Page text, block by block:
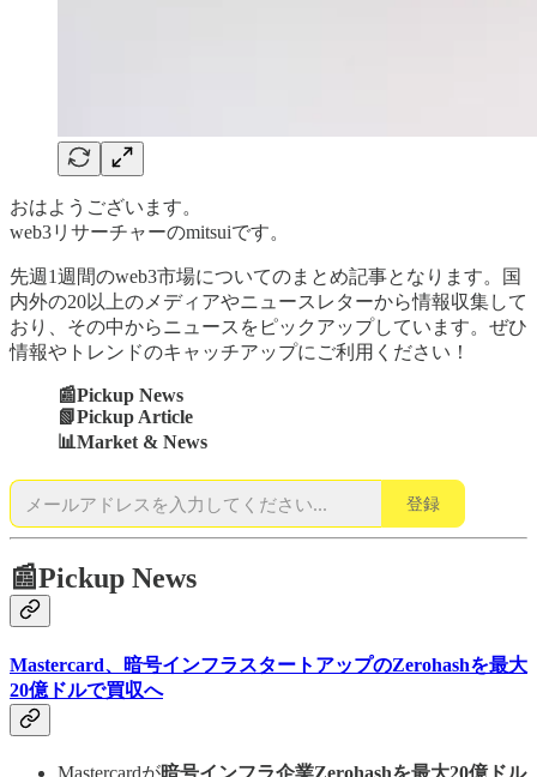
おはようございます。
web3リサーチャーのmitsuiです。
先週1週間のweb3市場についてのまとめ記事となります。国
内外の20以上のメディアやニュースレターから情報収集して
おり、その中からニュースをピックアップしています。ぜひ
情報やトレンドのキャッチアップにご利用ください！
📰Pickup News
📗Pickup Article
📊Market & News
登録
📰Pickup News
Mastercard、暗号インフラスタートアップのZerohashを最大
20億ドルで買収へ
Mastercardが暗号インフラ企業Zerohashを最大20億ドル